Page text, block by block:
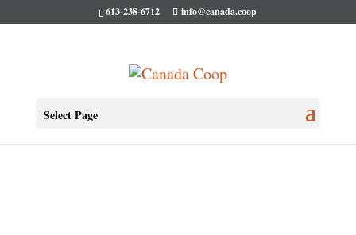
613-238-6712 info@canada.coop
Select Page